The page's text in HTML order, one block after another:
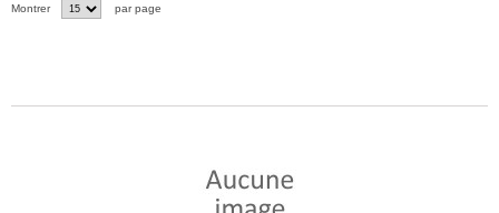
Montrer par page